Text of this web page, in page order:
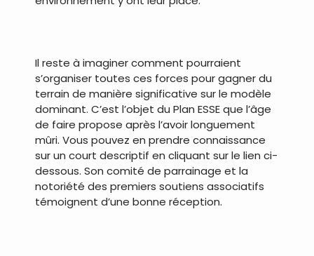
Il reste à imaginer comment pourraient
s’organiser toutes ces forces pour gagner du
terrain de manière significative sur le modèle
dominant. C’est l’objet du Plan ESSE que l’âge
de faire propose après l’avoir longuement
mûri. Vous pouvez en prendre connaissance
sur un court descriptif en cliquant sur le lien ci-
dessous. Son comité de parrainage et la
notoriété des premiers soutiens associatifs
témoignent d’une bonne réception.